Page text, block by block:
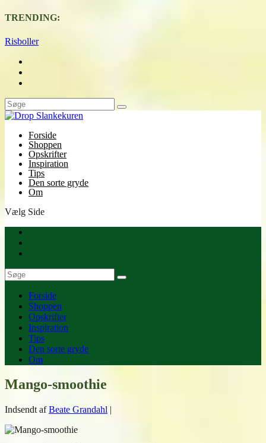
TRENDING:
Risboller
Forside
Shoppen
Opskrifter
Inspiration
Tips
Den sorte gryde
Om
Vælg Side
Forside
Shoppen
Opskrifter
Inspiration
Tips
Den sorte gryde
Om
Mango-smoothie
Indsendt afBeate Grandahl |